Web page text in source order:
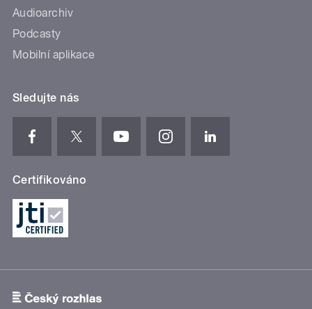
Audioarchiv
Podcasty
Mobilní aplikace
Sledujte nás
Certifikováno